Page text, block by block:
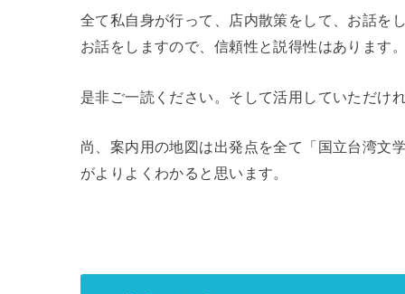
全て私自身が行って、店内散策をして、お話を
お話をしますので、信頼性と説得性はあります
是非ご一読ください。そして活用していただけ
尚、案内用の地図は出発点を全て「国立台湾文
がよりよくわかると思います。